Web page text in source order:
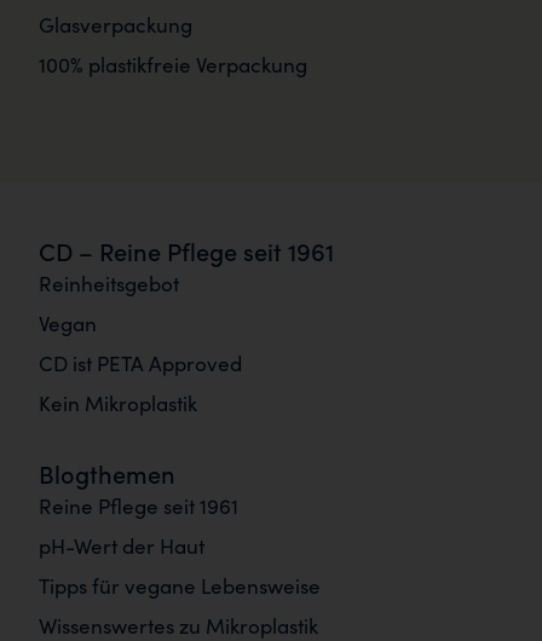
Glasverpackung
100% plastikfreie Verpackung
CD – Reine Pflege seit 1961
Reinheitsgebot
Vegan
CD ist PETA Approved
Kein Mikroplastik
Blogthemen
Reine Pflege seit 1961
pH-Wert der Haut
Tipps für vegane Lebensweise
Wissenswertes zu Mikroplastik